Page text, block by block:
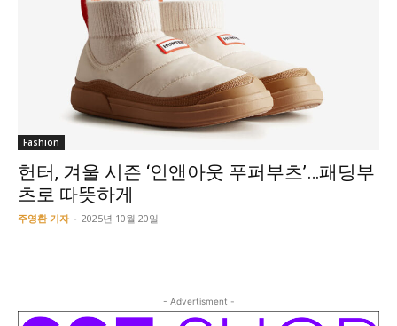
Fashion
헌터, 겨울 시즌 ‘인앤아웃 푸퍼부츠’…패딩부
츠로 따뜻하게
주영환 기자 - 2025년 10월 20일
- Advertisment -